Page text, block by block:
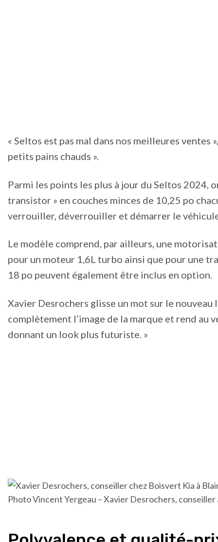
« Seltos est pas mal dans nos meilleures
petits pains chauds ».
Parmi les points les plus à jour du Seltos 2024,
transistor » en couches minces de 10,25 po
verrouiller, déverrouiller et démarrer le
Le modèle comprend, par ailleurs, une
pour un moteur 1,6L turbo ainsi que pour une
18 po peuvent également être inclus en option.
Xavier Desrochers glisse un mot sur le
complètement l’image de la marque et rend au
donnant un look plus futuriste. »
Photo Vincent Yergeau – Xavier Desrochers,